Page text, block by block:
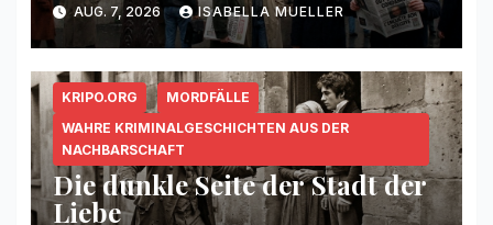
AUG. 7, 2026 ISABELLA MUELLER
KRIPO.ORG
MORDFÄLLE
WAHRE KRIMINALGESCHICHTEN AUS DER
NACHBARSCHAFT
Die dunkle Seite der Stadt der
Liebe